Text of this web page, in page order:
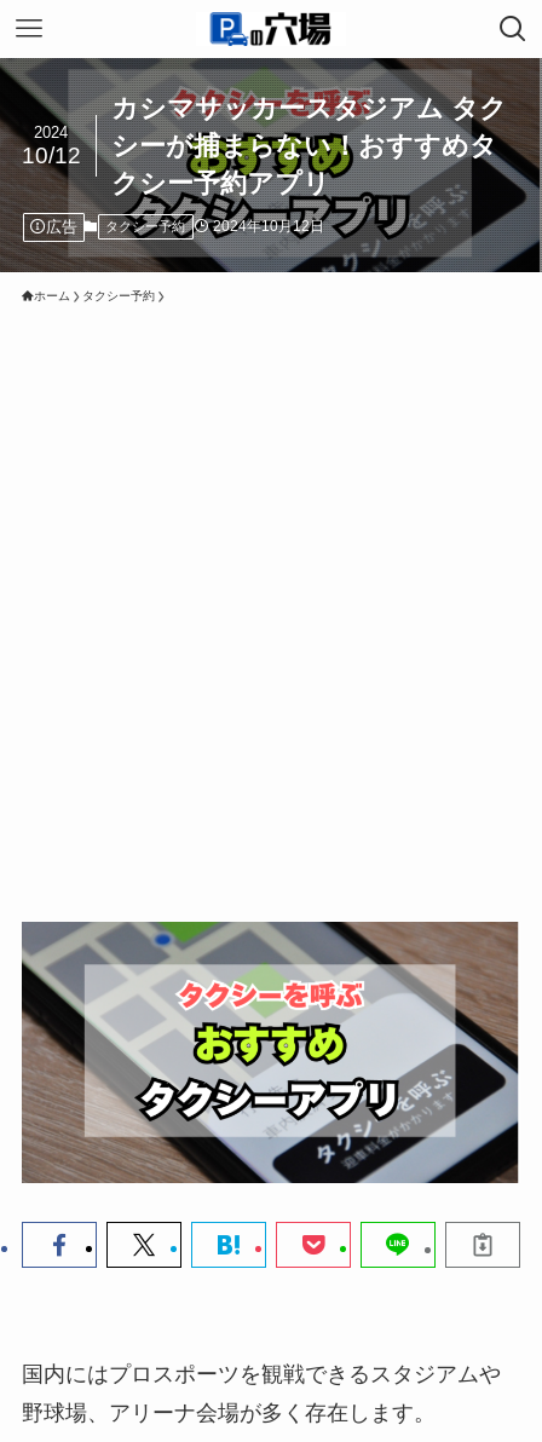
カシマサッカースタジアム タク
シーが捕まらない！おすすめタ
クシー予約アプリ
2024
10/12
広告 タクシー予約 2024年10月12日
ホーム タクシー予約
国内にはプロスポーツを観戦できるスタジアムや
野球場、アリーナ会場が多く存在します。